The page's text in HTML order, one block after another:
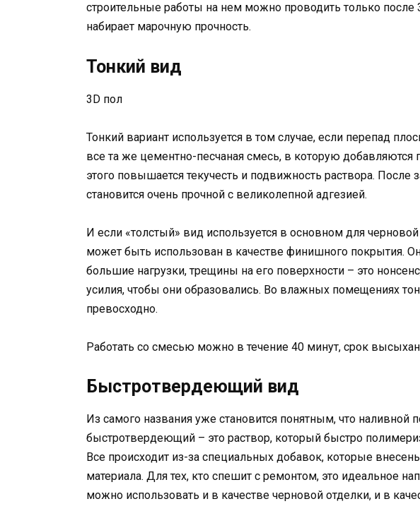
строительные работы на нем можно проводить только после
набирает марочную прочность.
Тонкий вид
3D пол
Тонкий вариант используется в том случае, если перепад
все та же цементно-песчаная смесь, в которую добавляются
этого повышается текучесть и подвижность раствора. После
становится очень прочной с великолепной адгезией.
И если «толстый» вид используется в основном для
может быть использован в качестве финишного покрытия.
большие нагрузки, трещины на его поверхности – это
усилия, чтобы они образовались. Во влажных помещениях
превосходно.
Работать со смесью можно в течение 40 минут, срок
Быстротвердеющий вид
Из самого названия уже становится понятным, что наливной
быстротвердеющий – это раствор, который быстро
Все происходит из-за специальных добавок, которые
материала. Для тех, кто спешит с ремонтом, это идеальное
можно использовать и в качестве черновой отделки, и в